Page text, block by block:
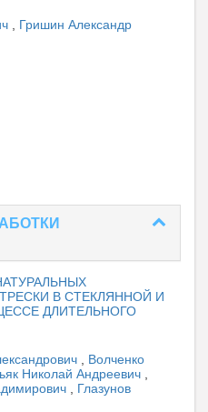
, Гришин Александр
В СТЕКЛЯННОЙ И
ДЛИТЕЛЬНОГО
, Волченко
Николай Андреевич ,
, Глазунов